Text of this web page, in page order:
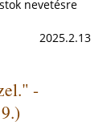
nevetésre
2025.2.13
-